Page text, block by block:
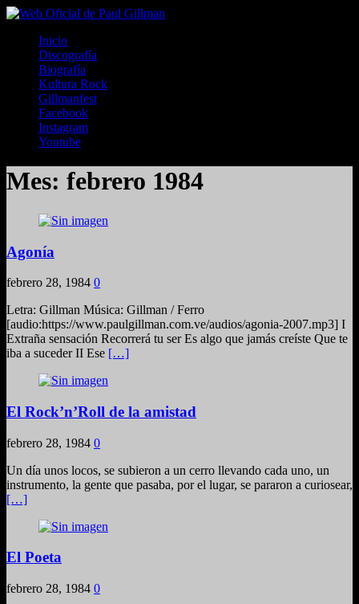
Inicio
Discografía
Biografía
Kultura Rock
Gillmanfest
Facebook
Instagram
Youtube
Mes: febrero 1984
Agonía
febrero 28, 1984 0
Letra: Gillman Música: Gillman / Ferro
[audio:https://www.paulgillman.com.ve/audios/agonia-2007.mp3] I
Extraña sensación Recorrerá tu ser Es algo que jamás creíste Que te
iba a suceder II Ese […]
El Rock’n’Roll de la amistad
febrero 28, 1984 0
Un día unos locos, se subieron a un cerro llevando cada uno, un
instrumento, la gente que pasaba, por el lugar, se pararon a curiosear,
[…]
El Poeta
febrero 28, 1984 0